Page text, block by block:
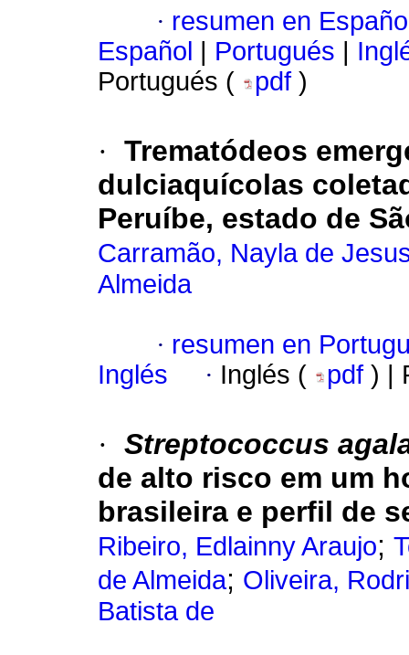
· resumen en
Español
Portugués
Portugués (
pdf )
· Trematódeos
dulciaquícolas
Peruíbe, estado de
Carramão, Nayla de
Almeida
· resumen en
Inglés
· Inglés ( pdf ) |
· Streptococcus
de alto risco em um
brasileira e perfil de
Ribeiro, Edlainny Araujo;
de Almeida; Oliveira,
Batista de